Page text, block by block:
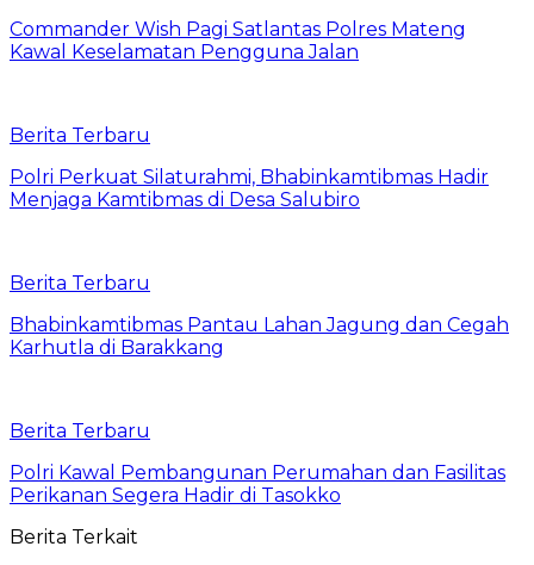
Commander Wish Pagi Satlantas Polres Mateng
Kawal Keselamatan Pengguna Jalan
Berita Terbaru
Polri Perkuat Silaturahmi, Bhabinkamtibmas Hadir
Menjaga Kamtibmas di Desa Salubiro
Berita Terbaru
Bhabinkamtibmas Pantau Lahan Jagung dan Cegah
Karhutla di Barakkang
Berita Terbaru
Polri Kawal Pembangunan Perumahan dan Fasilitas
Perikanan Segera Hadir di Tasokko
Berita Terkait